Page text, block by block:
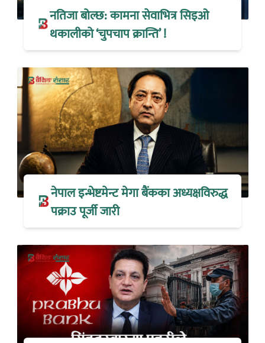
नतिजा बोल्छ: कामना सेवाभित्र सिइओ
थकालीको ‘चुपचाप क्रान्ति’ !
नेपाल इन्भेष्टमेन्ट मेगा बैंकका अध्यक्षविरुद्ध
पक्राउ पूर्जी जारी